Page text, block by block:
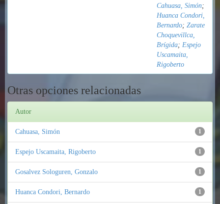
Cahuasa, Simón;
Huanca Condori,
Bernardo; Zarate
Choquevillca,
Brígida; Espejo
Uscamaita,
Rigoberto
Otras opciones relacionadas
Autor
1
Cahuasa, Simón
1
Espejo Uscamaita, Rigoberto
1
Gosalvez Sologuren, Gonzalo
1
Huanca Condori, Bernardo